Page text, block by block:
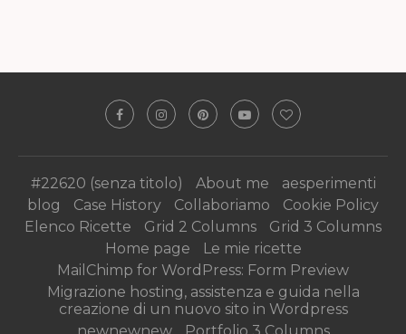
#22620 (senza titolo) About me
aesperimenti
blog
Case History Collaboriamo
Cookie Policy
Elenco Ricette
Grid 2 Columns
Grid 3 Columns
Home page
Le mie ricette
MailChimp for WordPress: Form Preview
Migrazione hosting, assistenza e guida nella
creazione di un nuovo sito in Wordpress
newnewnew
Portfolio 3 Columns